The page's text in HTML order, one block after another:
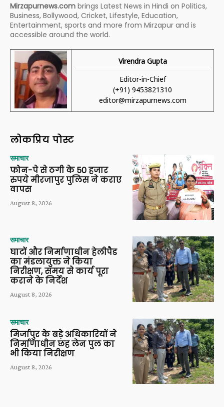
Mirzapurnews.com brings Latest News in Hindi on Politics,
Business, Bollywood, Cricket, Lifestyle, Education,
Entertainment, sports and more from Mirzapur and is
accessible around the world.
Virendra Gupta
Editor-in-Chief
(+91) 9453821310
editor@mirzapurnews.com
लोकप्रिय पोस्ट
समाचार
फोन-पे से ठगी के 50 हजार
रुपये मीरजापुर पुलिस ने कराए
वापस
August 8, 2026
समाचार
घाटों और निर्माणाधीन हेलीपैड
का मंडलायुक्त ने किया
निरीक्षण, समय से कार्य पूरा
कराने के निर्देश
August 8, 2026
समाचार
मिर्जापुर के बड़े अधिकारियों ने
निर्माणाधीन छह लेन पुल का
भी किया निरीक्षण
August 8, 2026